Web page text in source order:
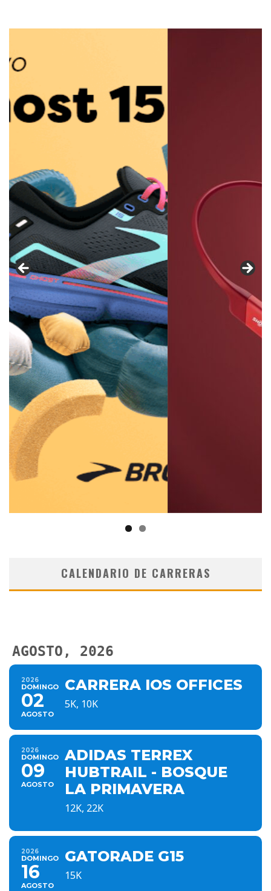
CALENDARIO DE CARRERAS
AGOSTO, 2026
2026
DOMINGO
02
AGOSTO
CARRERA IOS OFFICES
5K, 10K
2026
DOMINGO
09
AGOSTO
ADIDAS TERREX
HUBTRAIL - BOSQUE
LA PRIMAVERA
12K, 22K
2026
DOMINGO
16
AGOSTO
GATORADE G15
15K